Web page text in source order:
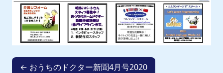
← おうちのドクター新聞4月号2020